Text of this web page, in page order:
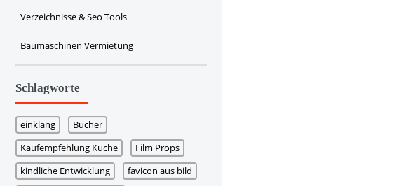
Verzeichnisse & Seo Tools
Baumaschinen Vermietung
Schlagworte
einklang
Bücher
Kaufempfehlung Küche
Film Props
kindliche Entwicklung
favicon aus bild